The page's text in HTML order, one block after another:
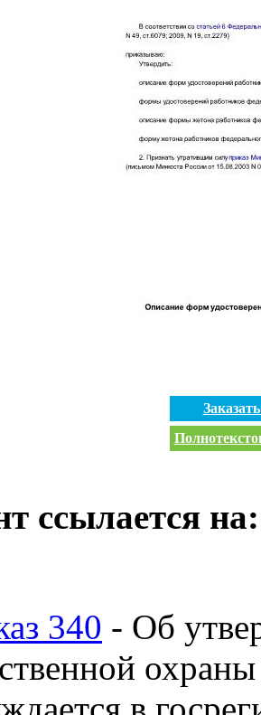
ссылается на:
340 - Об